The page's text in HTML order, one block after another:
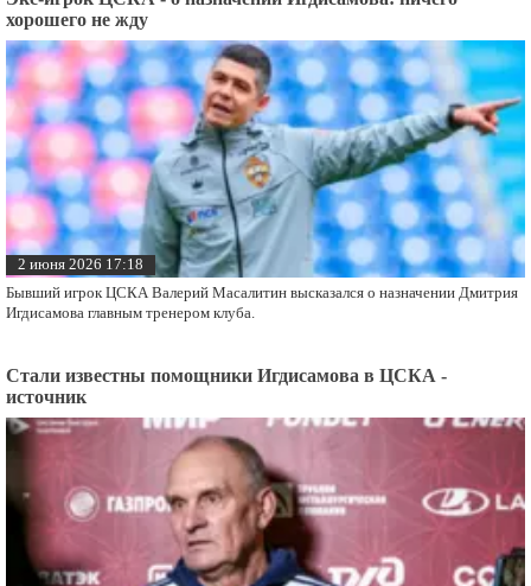
Экс-игрок ЦСКА - о назначении Игдисамова: ничего
хорошего не жду
2 июня 2026 17:18
Игдисамова главным тренером клуба.
Стали известны помощники Игдисамова в ЦСКА -
источник